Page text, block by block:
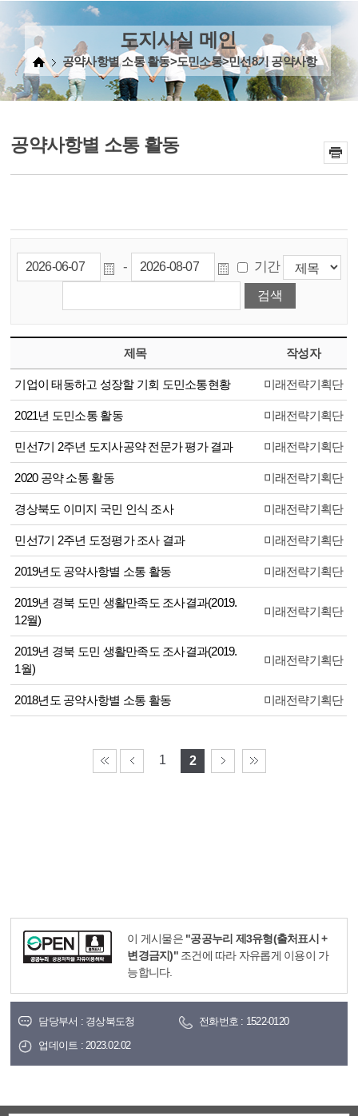
도지사실 메인
공약사항별 소통 활동>도민소통>민선8기 공약사항
공약사항별 소통 활동
- 기간
제목 작성자
기업이 태동하고 성장할 기회 도민소통현황 미래전략기획단
2021년 도민소통 활동 미래전략기획단
민선7기 2주년 도지사공약 전문가 평가 결과 미래전략기획단
2020 공약 소통 활동 미래전략기획단
경상북도 이미지 국민 인식 조사 미래전략기획단
민선7기 2주년 도정평가 조사 결과 미래전략기획단
2019년도 공약사항별 소통 활동 미래전략기획단
2019년 경북 도민 생활만족도 조사결과(2019.
12월)
미래전략기획단
2019년 경북 도민 생활만족도 조사결과(2019.
1월)
미래전략기획단
2018년도 공약사항별 소통 활동 미래전략기획단
1 2
이 게시물은 "공공누리 제3유형(출처표시 +
변경금지)"조건에 따라 자유롭게 이용이 가
능합니다.
담당부서 : 경상북도청
전화번호 : 1522-0120
업데이트 : 2023.02.02